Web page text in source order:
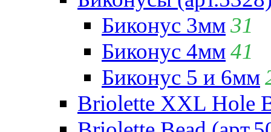
Биконус 3мм31
Биконус 4мм41
Биконус 5 и 6мм
Briolette XXL Hole